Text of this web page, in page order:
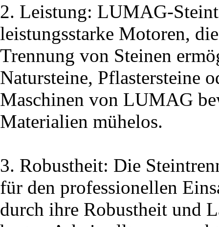
2. Leistung: LUMAG-
leistungsstarke Motoren,
Trennung von Steinen
Natursteine, Pflastersteine
Maschinen von LUMAG
Materialien mühelos.
3. Robustheit: Die
für den professionellen
durch ihre Robustheit und